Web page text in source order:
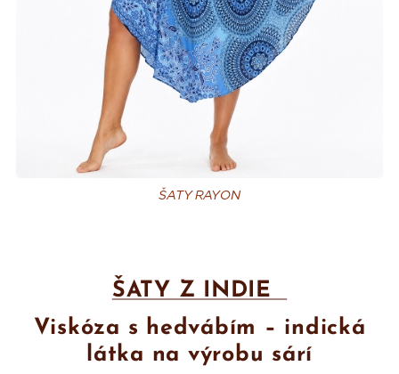
ŠATY RAYON
ŠATY Z INDIE
Viskóza s hedvábím – indická
látka na výrobu sárí